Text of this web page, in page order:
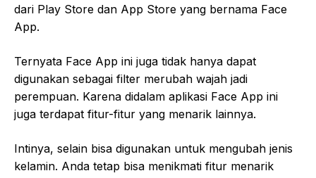
dari Play Store dan App Store yang bernama Face
App.
Ternyata Face App ini juga tidak hanya dapat
digunakan sebagai filter merubah wajah jadi
perempuan. Karena didalam aplikasi Face App ini
juga terdapat fitur-fitur yang menarik lainnya.
Intinya, selain bisa digunakan untuk mengubah jenis
kelamin. Anda tetap bisa menikmati fitur menarik